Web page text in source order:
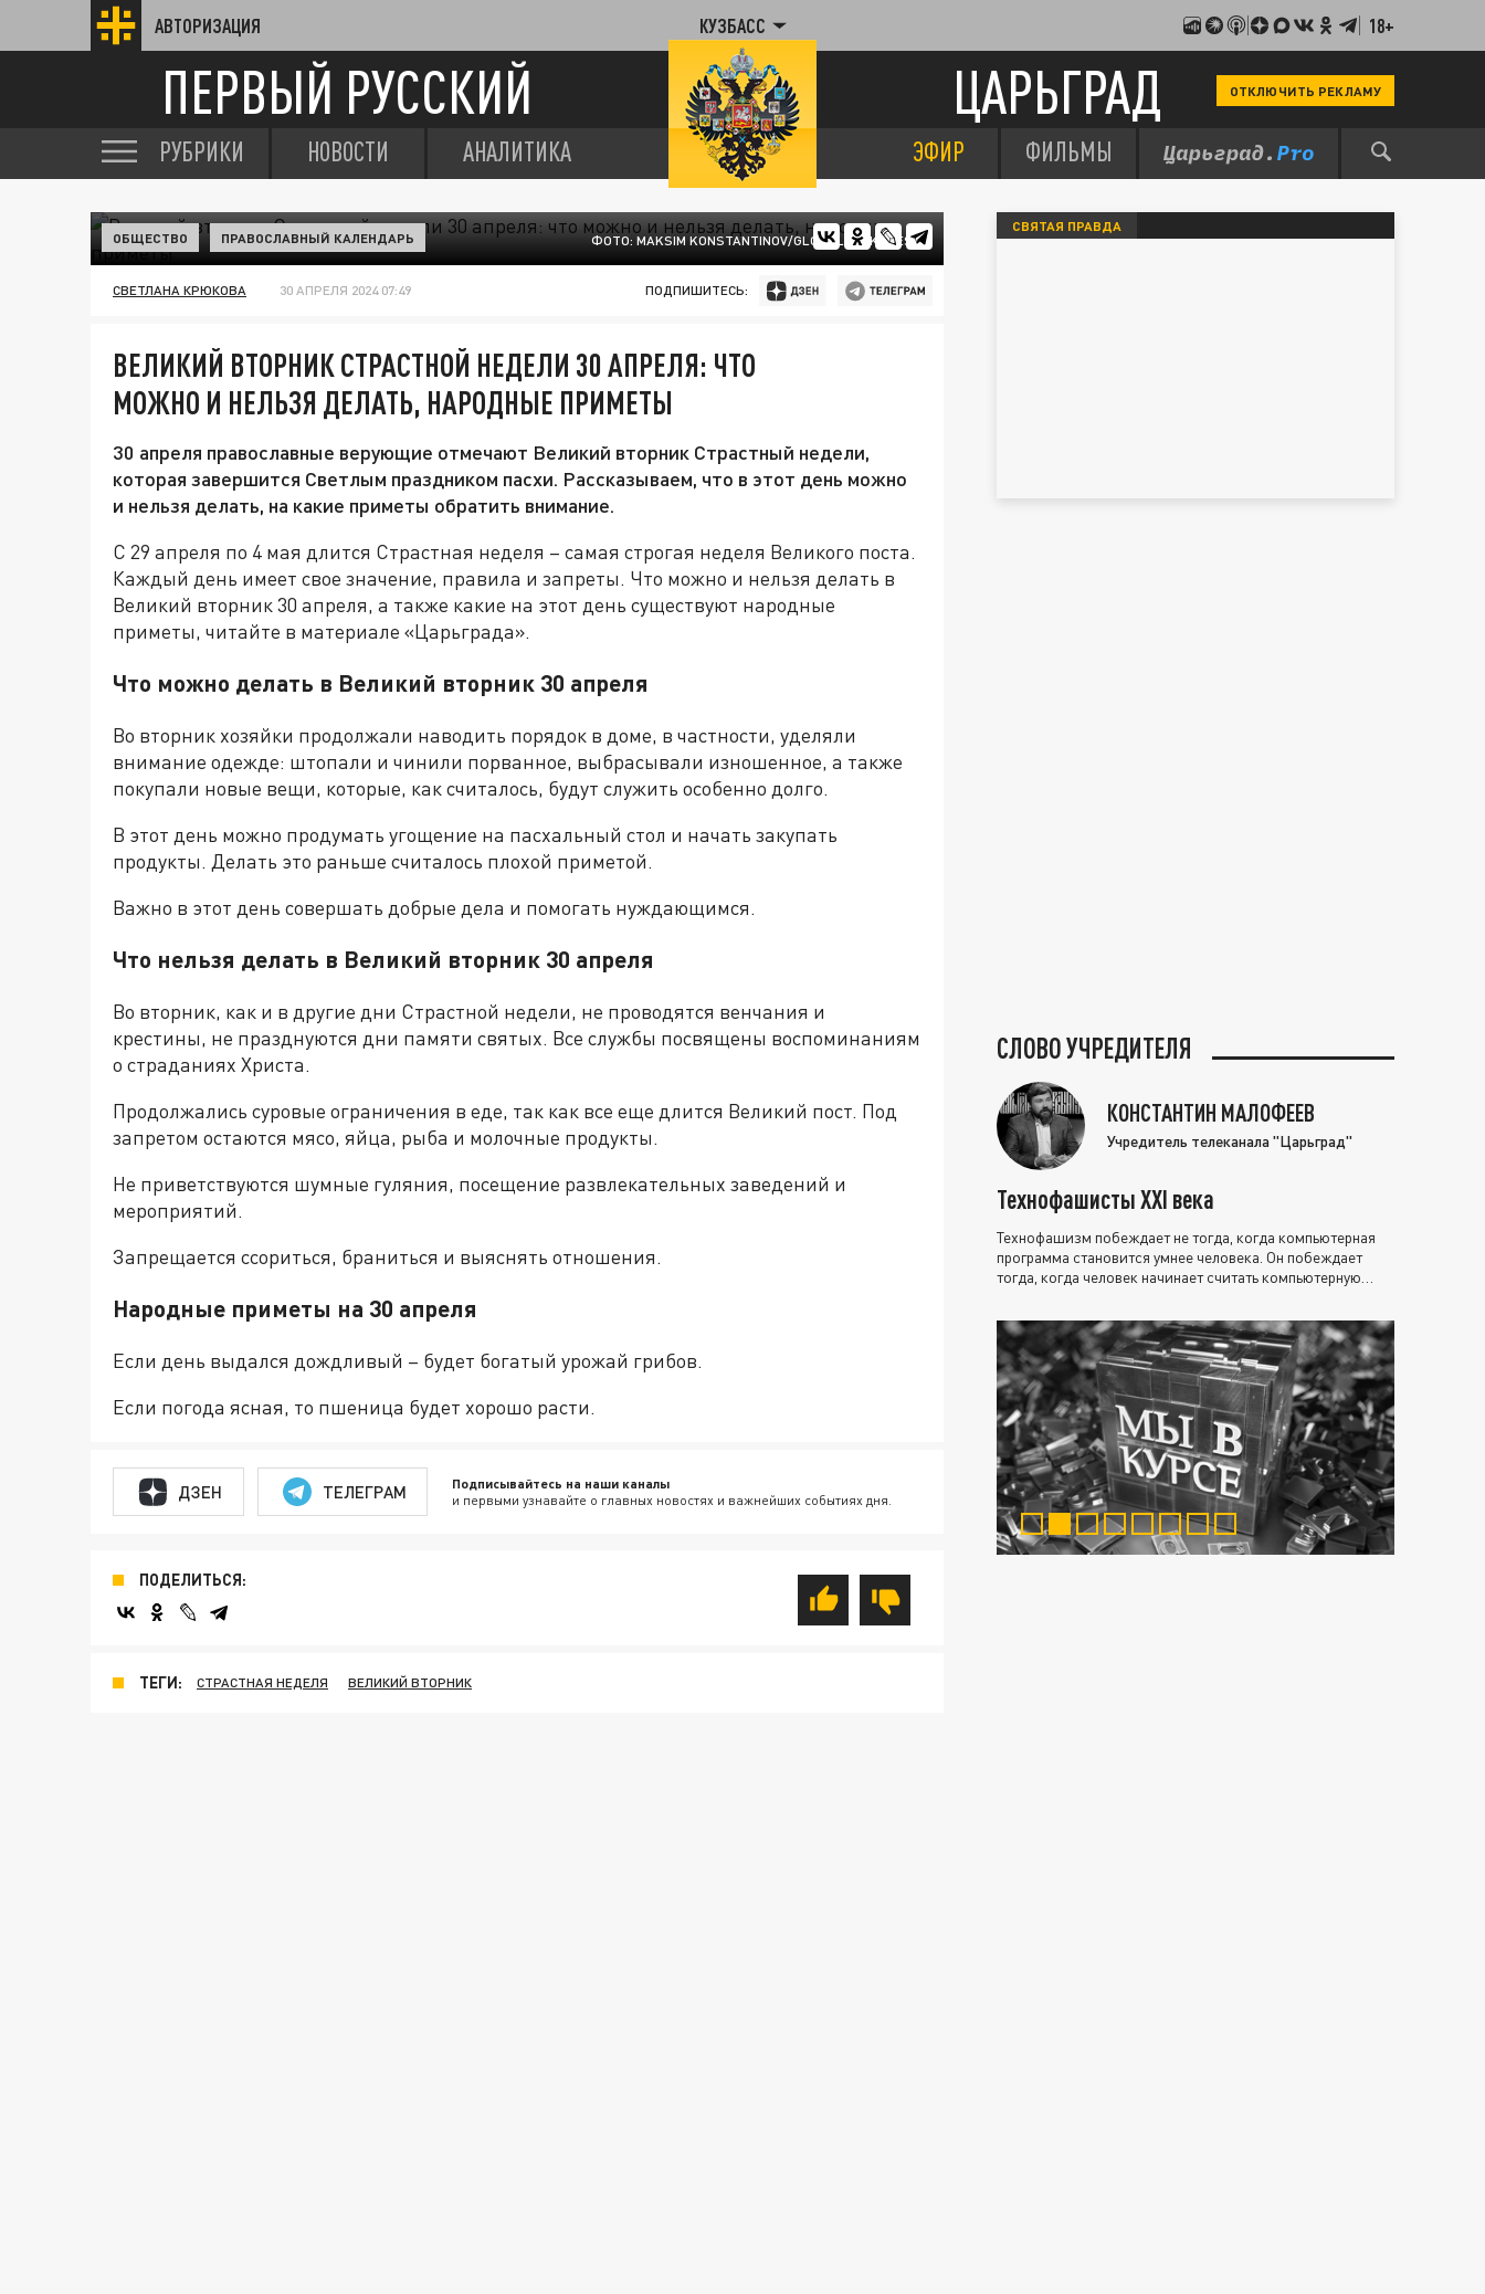
АВТОРИЗАЦИЯ КУЗБАСС 18+
ПЕРВЫЙ РУССКИЙ ЦАРЬГРАД ОТКЛЮЧИТЬ РЕКЛАМУ
РУБРИКИ НОВОСТИ АНАЛИТИКА ЭФИР ФИЛЬМЫ
ФОТО: MAKSIM KONSTANTINOV/GLOBALLOOKPRESS
ОБЩЕСТВО ПРАВОСЛАВНЫЙ КАЛЕНДАРЬ
СВЕТЛАНА КРЮКОВА 30 АПРЕЛЯ 2024 07:49 ПОДПИШИТЕСЬ:
ВЕЛИКИЙ ВТОРНИК СТРАСТНОЙ НЕДЕЛИ 30 АПРЕЛЯ: ЧТО
МОЖНО И НЕЛЬЗЯ ДЕЛАТЬ, НАРОДНЫЕ ПРИМЕТЫ
30 апреля православные верующие отмечают Великий вторник Страстный недели,
которая завершится Светлым праздником пасхи. Рассказываем, что в этот день можно
и нельзя делать, на какие приметы обратить внимание.
С 29 апреля по 4 мая длится Страстная неделя – самая строгая неделя Великого поста.
Каждый день имеет свое значение, правила и запреты. Что можно и нельзя делать в
Великий вторник 30 апреля, а также какие на этот день существуют народные
приметы, читайте в материале «Царьграда».
Что можно делать в Великий вторник 30 апреля
Во вторник хозяйки продолжали наводить порядок в доме, в частности, уделяли
внимание одежде: штопали и чинили порванное, выбрасывали изношенное, а также
покупали новые вещи, которые, как считалось, будут служить особенно долго.
В этот день можно продумать угощение на пасхальный стол и начать закупать
продукты. Делать это раньше считалось плохой приметой.
Важно в этот день совершать добрые дела и помогать нуждающимся.
Что нельзя делать в Великий вторник 30 апреля
Во вторник, как и в другие дни Страстной недели, не проводятся венчания и
крестины, не празднуются дни памяти святых. Все службы посвящены воспоминаниям
о страданиях Христа.
Продолжались суровые ограничения в еде, так как все еще длится Великий пост. Под
запретом остаются мясо, яйца, рыба и молочные продукты.
Не приветствуются шумные гуляния, посещение развлекательных заведений и
мероприятий.
Запрещается ссориться, браниться и выяснять отношения.
Народные приметы на 30 апреля
Если день выдался дождливый – будет богатый урожай грибов.
Если погода ясная, то пшеница будет хорошо расти.
ДЗЕН ТЕЛЕГРАМ Подписывайтесь на наши каналы
и первыми узнавайте о главных новостях и важнейших событиях дня.
ПОДЕЛИТЬСЯ:
ТЕГИ: СТРАСТНАЯ НЕДЕЛЯ ВЕЛИКИЙ ВТОРНИК
СВЯТАЯ ПРАВДА
СЛОВО УЧРЕДИТЕЛЯ
КОНСТАНТИН МАЛОФЕЕВ
Учредитель телеканала "Царьград"
Технофашисты XXI века
Технофашизм побеждает не тогда, когда компьютерная
программа становится умнее человека. Он побеждает
тогда, когда человек начинает считать компьютерную